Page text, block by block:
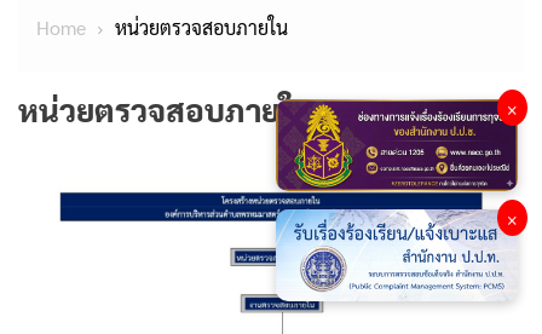
Home หน่วยตรวจสอบภายใน
หน่วยตรวจสอบภายใน ×
×